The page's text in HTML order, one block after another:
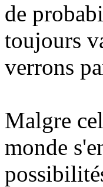
de
toujours
verrons
Malgre
monde